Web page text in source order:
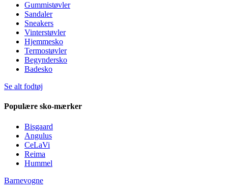
Gummistøvler
Sandaler
Sneakers
Vinterstøvler
Hjemmesko
Termostøvler
Begyndersko
Badesko
Se alt fodtøj
Populære sko-mærker
Bisgaard
Angulus
CeLaVi
Reima
Hummel
Barnevogne